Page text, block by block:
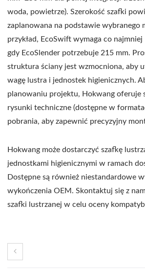
woda, powietrze). Szerokość szafki
zaplanowana na podstawie wybranego
przykład, EcoSwift wymaga co
gdy EcoSlender potrzebuje 215 mm.
struktura ściany jest wzmocniona, aby
wagę lustra i jednostek higienicznych.
planowaniu projektu, Hokwang oferuje
rysunki techniczne (dostępne w
pobrania, aby zapewnić precyzyjny
Hokwang może dostarczyć szafkę
jednostkami higienicznymi w ramach
Dostępne są również niestandardowe
wykończenia OEM. Skontaktuj się z
szafki lustrzanej w celu oceny